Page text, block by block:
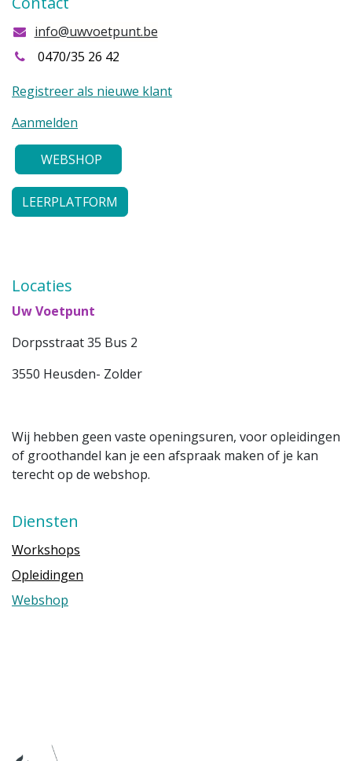
info@uwvoetpunt.be
0470/35 26 42
Registreer als nieuwe klant
Aanmelden
WEBSHOP
LEERPLATFORM
Locaties
Uw Voetpunt
Dorpsstraat 35 Bus 2
3550 Heusden- Zolder
Wij hebben geen vaste openingsuren, voor opleidingen
of groothandel kan je een afspraak maken of je kan
terecht op de webshop.
Diensten
Workshops
Opleidingen
Webshop